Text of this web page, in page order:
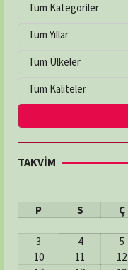
03624577799
ÇEVRE ECZANESİ
İlkadım / Samsun
03622336321
Adres:
DERECİK
Adres:Derecik
Atakum / Samsun
TAKVİM
P
S Ç
3
4 5
10
11 12